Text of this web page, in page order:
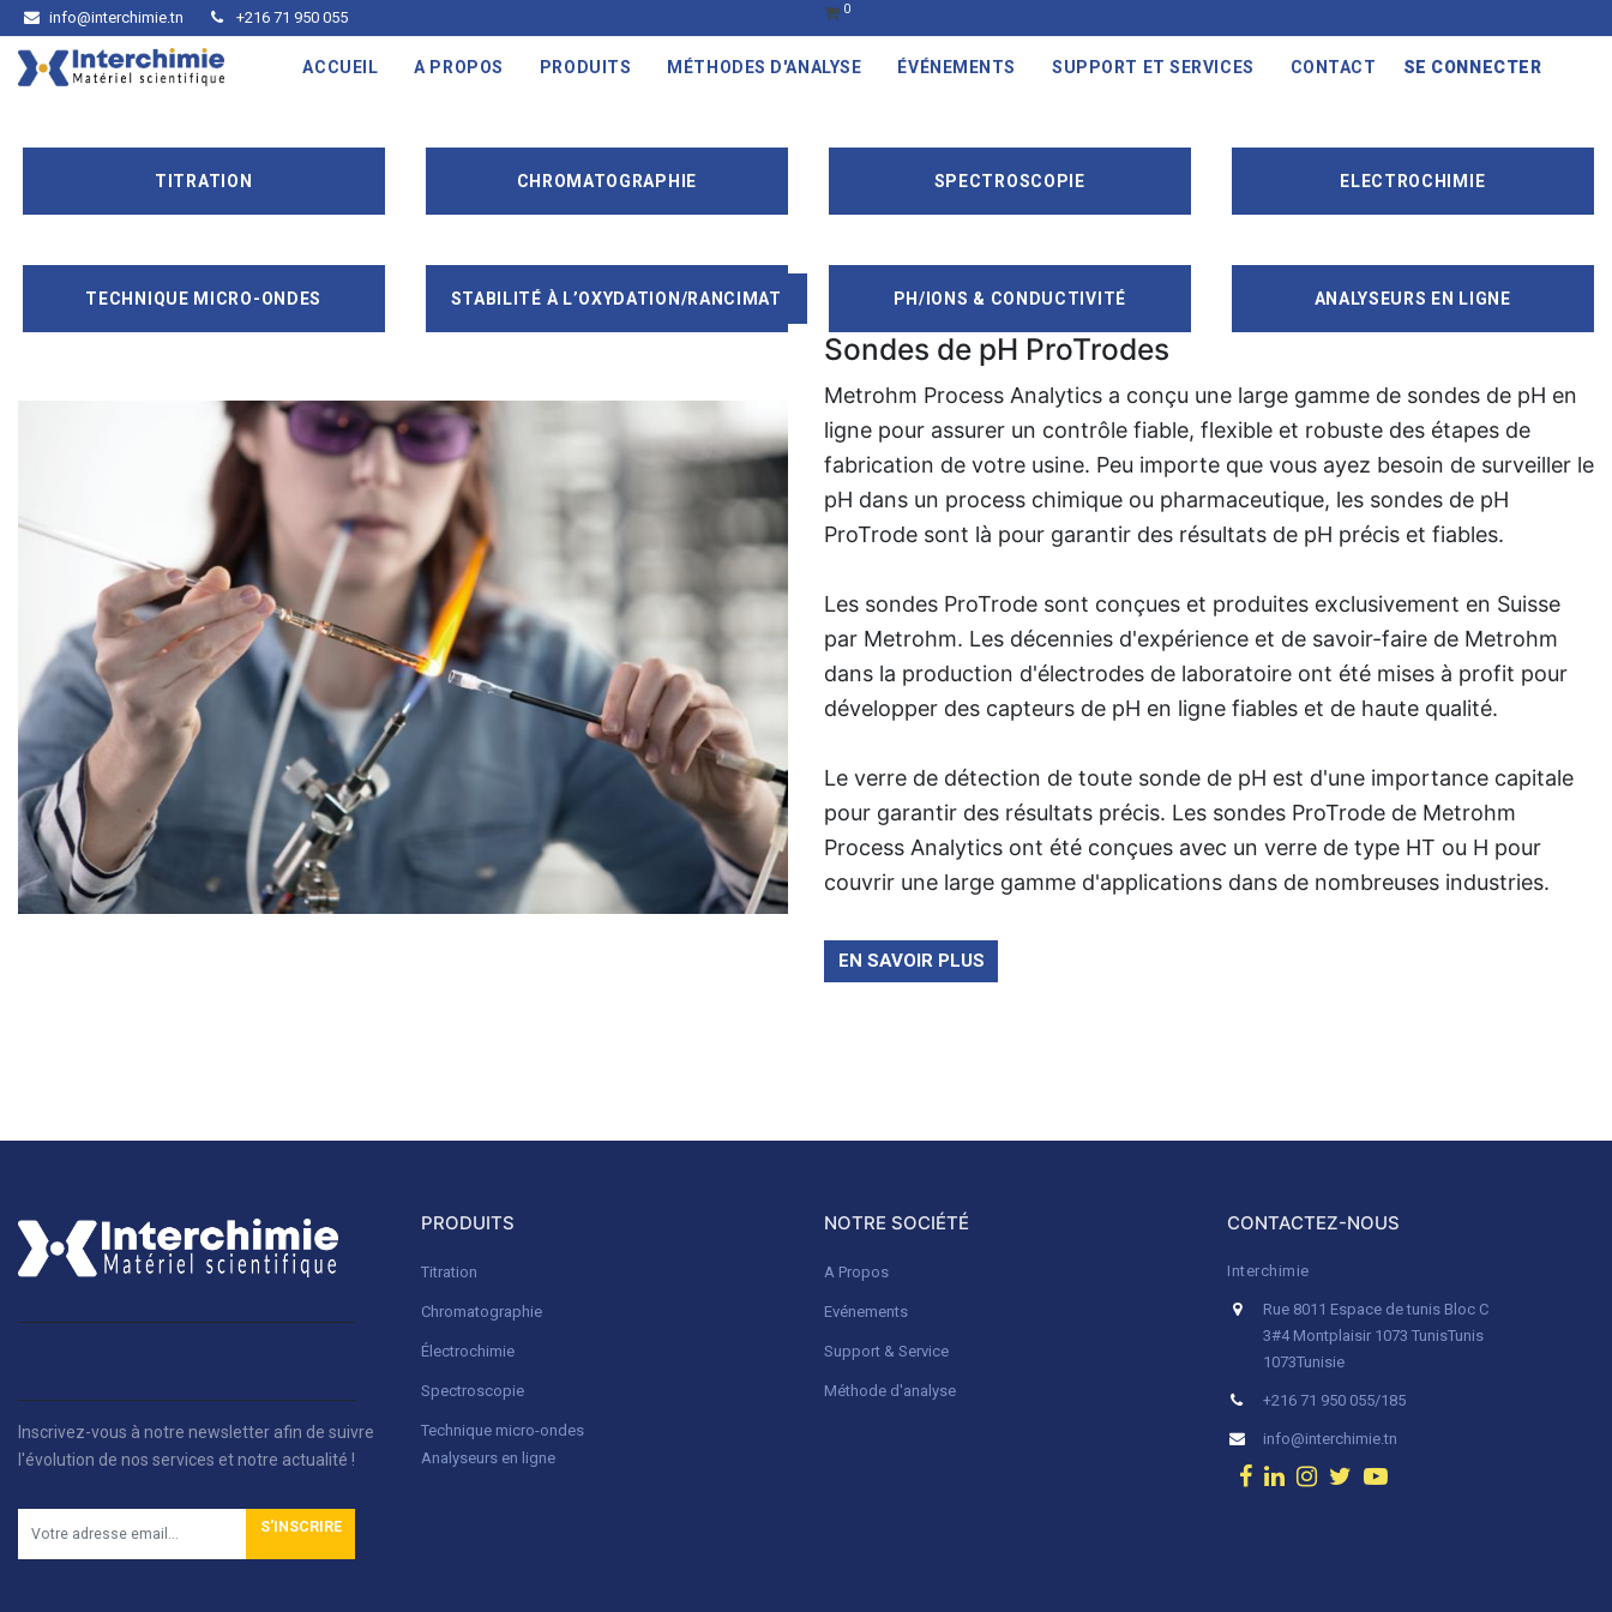
info@interchimie.tn +216 71 950 055 0
ACCUEIL A PROPOS PRODUITS MÉTHODES D'ANALYSE ÉVÉNEMENTS SUPPORT ET SERVICES CONTACT SE CONNECTER
TITRATION CHROMATOGRAPHIE SPECTROSCOPIE ELECTROCHIMIE
TECHNIQUE MICRO-ONDES STABILITÉ À L’OXYDATION/RANCIMAT PH/IONS & CONDUCTIVITÉ ANALYSEURS EN LIGNE
Sondes de pH ProTrodes
Metrohm Process Analytics a conçu une large gamme de sondes de pH en
ligne pour assurer un contrôle fiable, flexible et robuste des étapes de
fabrication de votre usine. Peu importe que vous ayez besoin de surveiller le
pH dans un process chimique ou pharmaceutique, les sondes de pH
ProTrode sont là pour garantir des résultats de pH précis et fiables.
Les sondes ProTrode sont conçues et produites exclusivement en Suisse
par Metrohm. Les décennies d'expérience et de savoir-faire de Metrohm
dans la production d'électrodes de laboratoire ont été mises à profit pour
développer des capteurs de pH en ligne fiables et de haute qualité.
Le verre de détection de toute sonde de pH est d'une importance capitale
pour garantir des résultats précis. Les sondes ProTrode de Metrohm
Process Analytics ont été conçues avec un verre de type HT ou H pour
couvrir une large gamme d'applications dans de nombreuses industries.
EN SAVOIR PLUS
Inscrivez-vous à notre newsletter afin de suivre
l'évolution de nos services et notre actualité !
S'INSCRIRE
PRODUITS
Titration
Chromatographie
Électrochimie
Spectroscopie
Technique micro-ondes
Analyseurs en ligne
NOTRE SOCIÉTÉ
A Propos
Evénements
Support & Service
Méthode d'analyse
CONTACTEZ-NOUS
Interchimie
Rue 8011 Espace de tunis Bloc C
3#4 Montplaisir 1073 TunisTunis
1073Tunisie
+216 71 950 055/185
info@interchimie.tn